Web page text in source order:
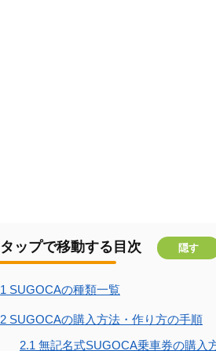
タップで移動する目次 隠す
1 SUGOCAの種類一覧
2 SUGOCAの購入方法・作り方の手順
2.1 無記名式SUGOCA乗車券の購入